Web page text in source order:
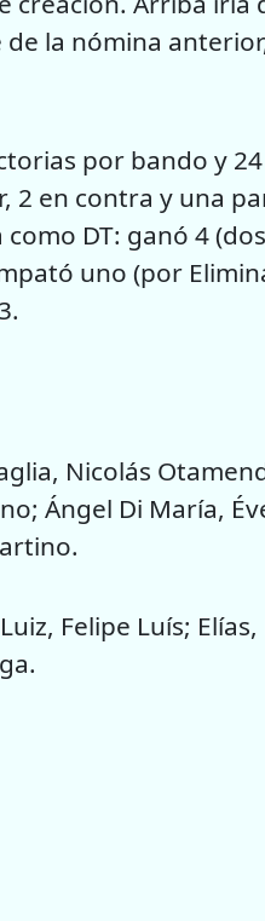
la nómina
por bando y
2 en contra y una
DT: ganó 4
uno (por
Nicolás
Ángel Di María,
Felipe Luís;